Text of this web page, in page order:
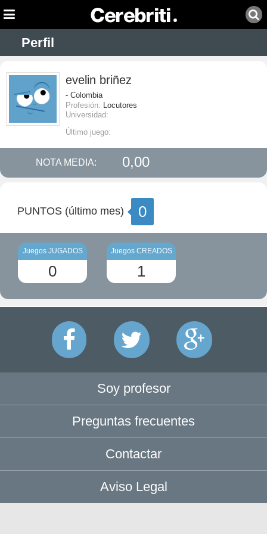
Perfil
evelin briñez
- Colombia
Profesión: Locutores
Universidad:
Último juego:
NOTA MEDIA: 0,00
PUNTOS (último mes) 0
Juegos JUGADOS
0
Juegos CREADOS
1
Soy profesor
Preguntas frecuentes
Contactar
Aviso Legal